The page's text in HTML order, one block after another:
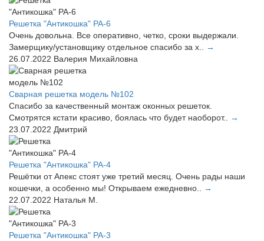
Решетка "Антикошка" РА-6
Очень довольна. Все оперативно, четко, сроки выдержали.
Замерщику/установщику отдельное спасибо за х..
→
26.07.2022 Валерия Михайловна
Сварная решетка модель №102
Спасибо за качественный монтаж оконных решеток.
Смотрятся кстати красиво, боялась что будет наоборот..
→
23.07.2022 Дмитрий
Решетка "Антикошка" РА-4
Решётки от Апекс стоят уже третий месяц. Очень рады наши
кошечки, а особенно мы! Открываем ежедневно..
→
22.07.2022 Наталья М.
Решетка "Антикошка" РА-3